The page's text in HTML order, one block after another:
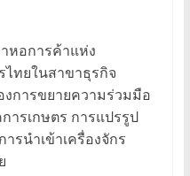
หอการค้าแห่ง
ไทยในสาขาธุรกิจ
งการขยายความร่วมมือ
ารเกษตร การแปรรูป
รนำเข้าเครื่องจักร